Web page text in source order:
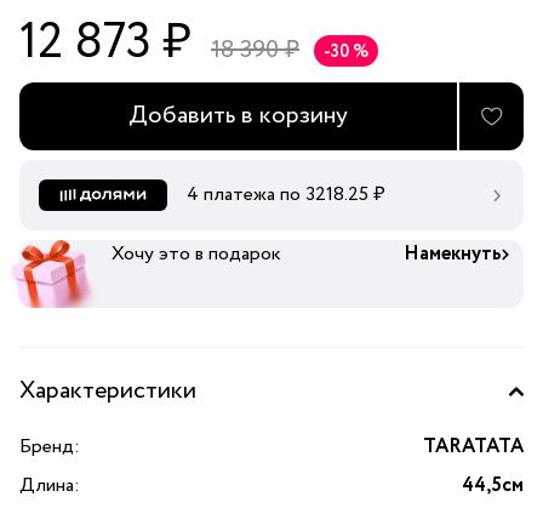
12 873 ₽ 18 390 ₽ -30 %
Добавить в корзину
4 платежа по 3218.25 ₽
Хочу это в подарок Намекнуть
Характеристики
Бренд:
TARATATA
Длина:
44,5см